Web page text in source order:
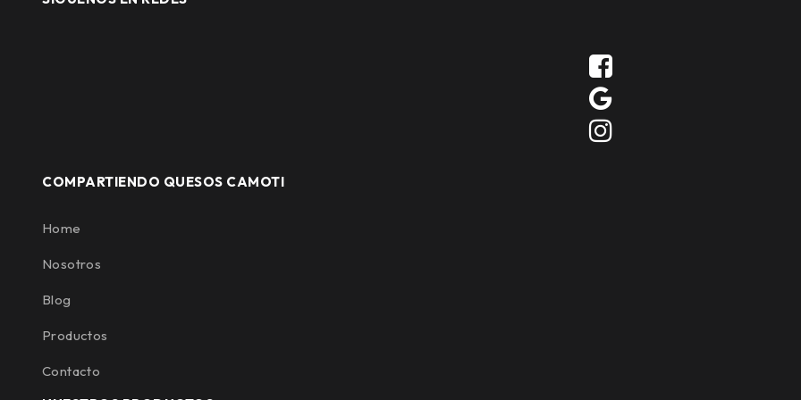
COMPARTIENDO QUESOS CAMOTI
Home
Nosotros
Blog
Productos
Contacto